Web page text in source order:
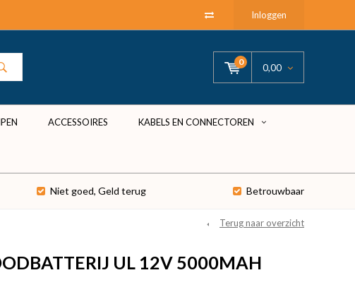
Inloggen
0
0,00
ACCESSOIRES KABELS EN CONNECTOREN
Niet goed, Geld terug Betrouwbaar
Terug naar overzicht
UL 12V 5000MAH